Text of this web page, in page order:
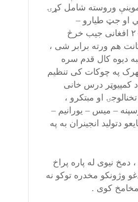
شاګردان د کانکور له ازموینې وروسته شامل کړۍ
او جټ طیارو –
هلیکوپترو ـ بیالوژي – کمیا او فیزیک )په رشتو کې تحصیلات وکړی او هره میاشت ورته ۲۰۰۰ افغانی جیب خرڅ
هم ورته برابر شی ،
دیوه کال قدم سره
په چوکات کی تنظیم
کمپیوټر درس خانی
او مبتکرو ،
– میس – یورانیم –
دتولید انجینران به په
دمخ نیوی له پاره پراخ
وژونکو مخدره توکو نه
مخامخ کوی .